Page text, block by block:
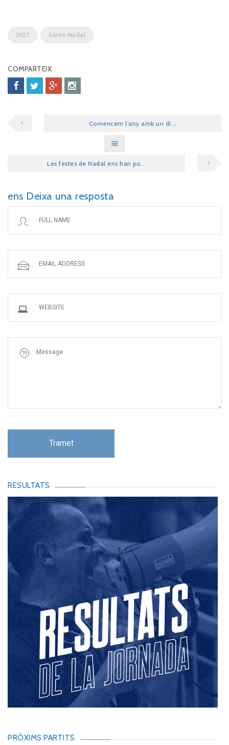
2017 Sarrio Nadal
COMPARTEIX
Comencem l’any amb un di...
Les festes de Nadal ens han po...
ens Deixa una resposta
RESULTATS
PRÒXIMS PARTITS